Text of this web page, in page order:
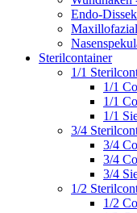
Endo-
Maxillofazial
Sterilcontainer
1/1
1/1
1/1
1/1
3/4
3/4
3/4
3/4
1/2
1/2